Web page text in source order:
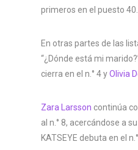
primeros en el puesto 40.
En otras partes de las
“¿Dónde está mi
cierra en el n.° 4 yOlivia
Zara Larsson continúa
al n.° 8, acercándose a
KATSEYE debuta en el